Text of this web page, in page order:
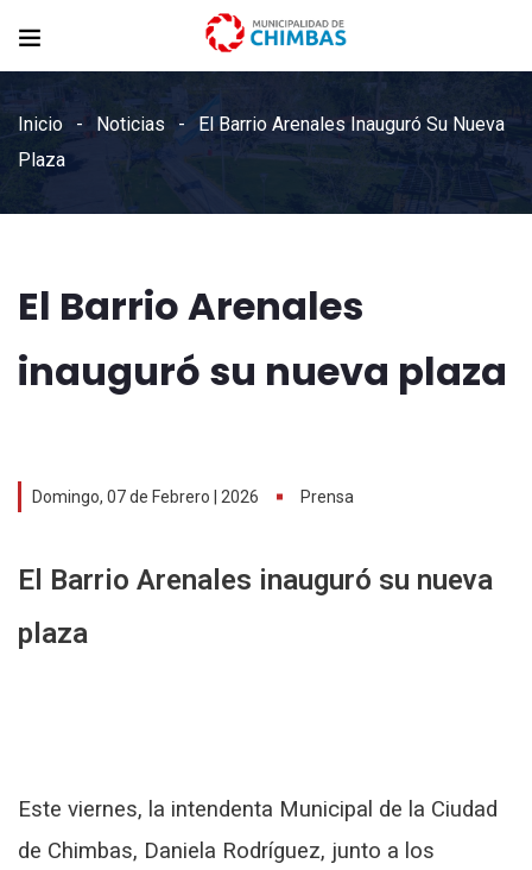
Inicio Noticias
El Barrio Arenales Inauguró Su Nueva
Plaza
El Barrio Arenales
inauguró su nueva plaza
Domingo, 07 de Febrero | 2026 Prensa
El Barrio Arenales inauguró su nueva
plaza
Este viernes, la intendenta Municipal de la Ciudad
de Chimbas, Daniela Rodríguez, junto a los